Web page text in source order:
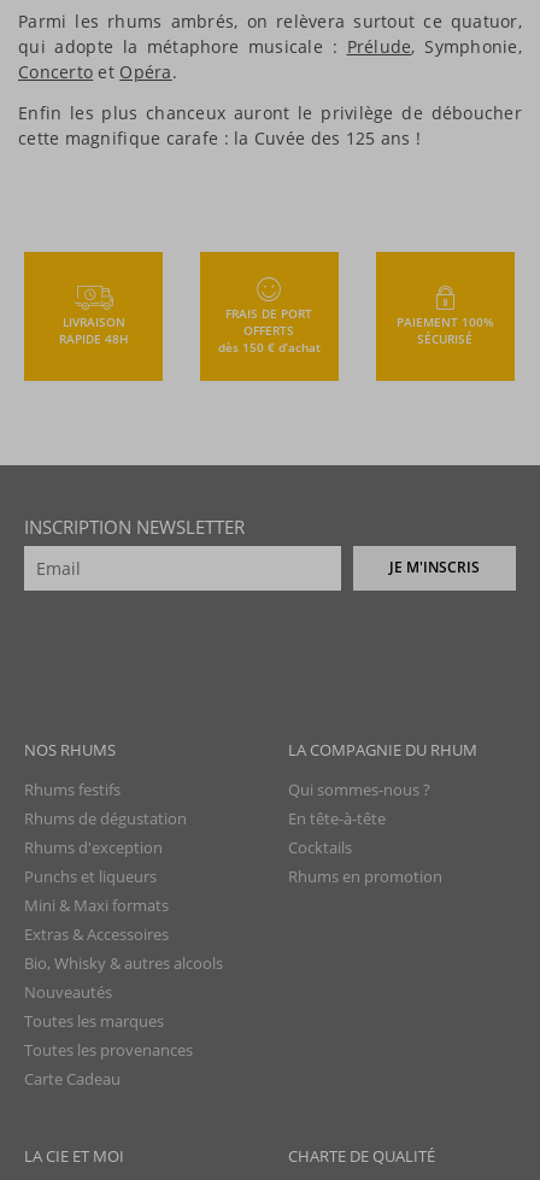
Parmi les rhums ambrés, on relèvera surtout ce quatuor,
qui adopte la métaphore musicale : Prélude, Symphonie,
Concerto et Opéra.
Enfin les plus chanceux auront le privilège de déboucher
cette magnifique carafe : la Cuvée des 125 ans !
LIVRAISON
RAPIDE 48H
FRAIS DE PORT
OFFERTS
dès 150 € d’achat
PAIEMENT 100%
SÉCURISÉ
INSCRIPTION NEWSLETTER
JE M'INSCRIS
NOS RHUMS
Rhums festifs
Rhums de dégustation
Rhums d'exception
Punchs et liqueurs
Mini & Maxi formats
Extras & Accessoires
Bio, Whisky & autres alcools
Nouveautés
Toutes les marques
Toutes les provenances
Carte Cadeau
LA COMPAGNIE DU RHUM
Qui sommes-nous ?
En tête-à-tête
Cocktails
Rhums en promotion
LA CIE ET MOI CHARTE DE QUALITÉ